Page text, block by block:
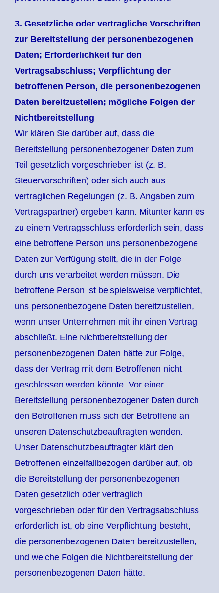
3. Gesetzliche oder vertragliche Vorschriften
zur Bereitstellung der personenbezogenen
Daten; Erforderlichkeit für den
Vertragsabschluss; Verpflichtung der
betroffenen Person, die personenbezogenen
Daten bereitzustellen; mögliche Folgen der
Nichtbereitstellung
Wir klären Sie darüber auf, dass die
Bereitstellung personenbezogener Daten zum
Teil gesetzlich vorgeschrieben ist (z. B.
Steuervorschriften) oder sich auch aus
vertraglichen Regelungen (z. B. Angaben zum
Vertragspartner) ergeben kann. Mitunter kann es
zu einem Vertragsschluss erforderlich sein, dass
eine betroffene Person uns personenbezogene
Daten zur Verfügung stellt, die in der Folge
durch uns verarbeitet werden müssen. Die
betroffene Person ist beispielsweise verpflichtet,
uns personenbezogene Daten bereitzustellen,
wenn unser Unternehmen mit ihr einen Vertrag
abschließt. Eine Nichtbereitstellung der
personenbezogenen Daten hätte zur Folge,
dass der Vertrag mit dem Betroffenen nicht
geschlossen werden könnte. Vor einer
Bereitstellung personenbezogener Daten durch
den Betroffenen muss sich der Betroffene an
unseren Datenschutzbeauftragten wenden.
Unser Datenschutzbeauftragter klärt den
Betroffenen einzelfallbezogen darüber auf, ob
die Bereitstellung der personenbezogenen
Daten gesetzlich oder vertraglich
vorgeschrieben oder für den Vertragsabschluss
erforderlich ist, ob eine Verpflichtung besteht,
die personenbezogenen Daten bereitzustellen,
und welche Folgen die Nichtbereitstellung der
personenbezogenen Daten hätte.